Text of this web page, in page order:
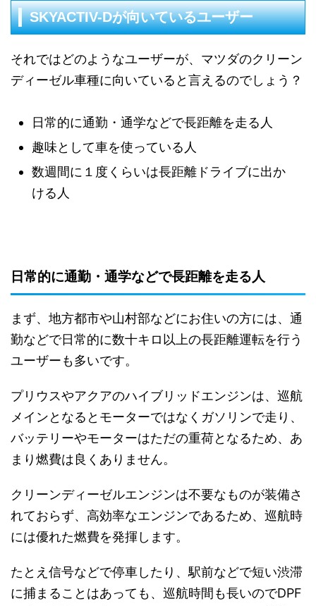
SKYACTIV-Dが向いているユーザー
それではどのようなユーザーが、マツダのクリーン
ディーゼル車種に向いていると言えるのでしょう？
日常的に通勤・通学などで長距離を走る人
趣味として車を使っている人
数週間に１度くらいは長距離ドライブに出か
ける人
日常的に通勤・通学などで長距離を走る人
まず、地方都市や山村部などにお住いの方には、通
勤などで日常的に数十キロ以上の長距離運転を行う
ユーザーも多いです。
プリウスやアクアのハイブリッドエンジンは、巡航
メインとなるとモーターではなくガソリンで走り、
バッテリーやモーターはただの重荷となるため、あ
まり燃費は良くありません。
クリーンディーゼルエンジンは不要なものが装備さ
れておらず、高効率なエンジンであるため、巡航時
には優れた燃費を発揮します。
たとえ信号などで停車したり、駅前などで短い渋滞
に捕まることはあっても、巡航時間も長いのでDPF